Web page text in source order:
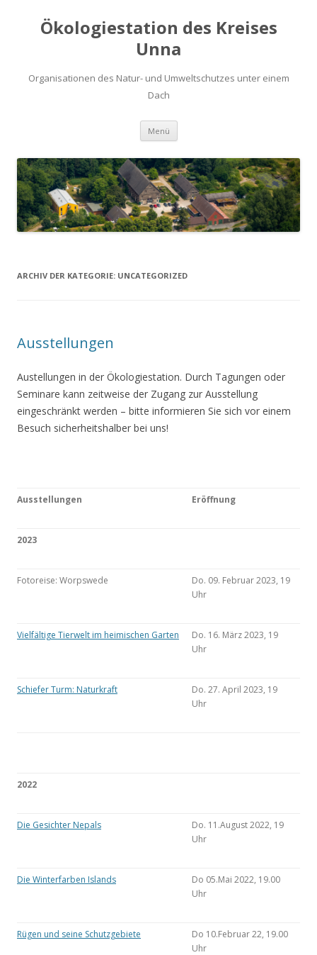
Ökologiestation des Kreises
Unna
Organisationen des Natur- und Umweltschutzes unter einem
Dach
Menü Zum
springen
ARCHIV DER KATEGORIE: UNCATEGORIZED
Ausstellungen
Austellungen in der Ökologiestation. Durch Tagungen oder
Seminare kann zeitweise der Zugang zur Ausstellung
eingeschränkt werden – bitte informieren Sie sich vor einem
Besuch sicherheitshalber bei uns!
Ausstellungen Eröffnung
2023
Fotoreise: Worpswede
Do. 09. Februar 2023, 19
Uhr
Vielfältige Tierwelt im heimischen Garten
Do. 16. März 2023, 19
Uhr
Schiefer Turm: Naturkraft
Do. 27. April 2023, 19
Uhr
2022
Die Gesichter Nepals
Do. 11.August 2022, 19
Uhr
Die Winterfarben Islands
Do 05.Mai 2022, 19.00
Uhr
Rügen und seine Schutzgebiete
Do 10.Februar 22, 19.00
Uhr